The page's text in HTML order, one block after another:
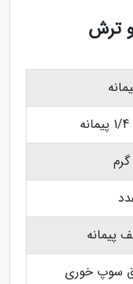
ترش
پیمانه